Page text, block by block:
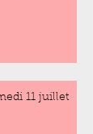
11 juillet